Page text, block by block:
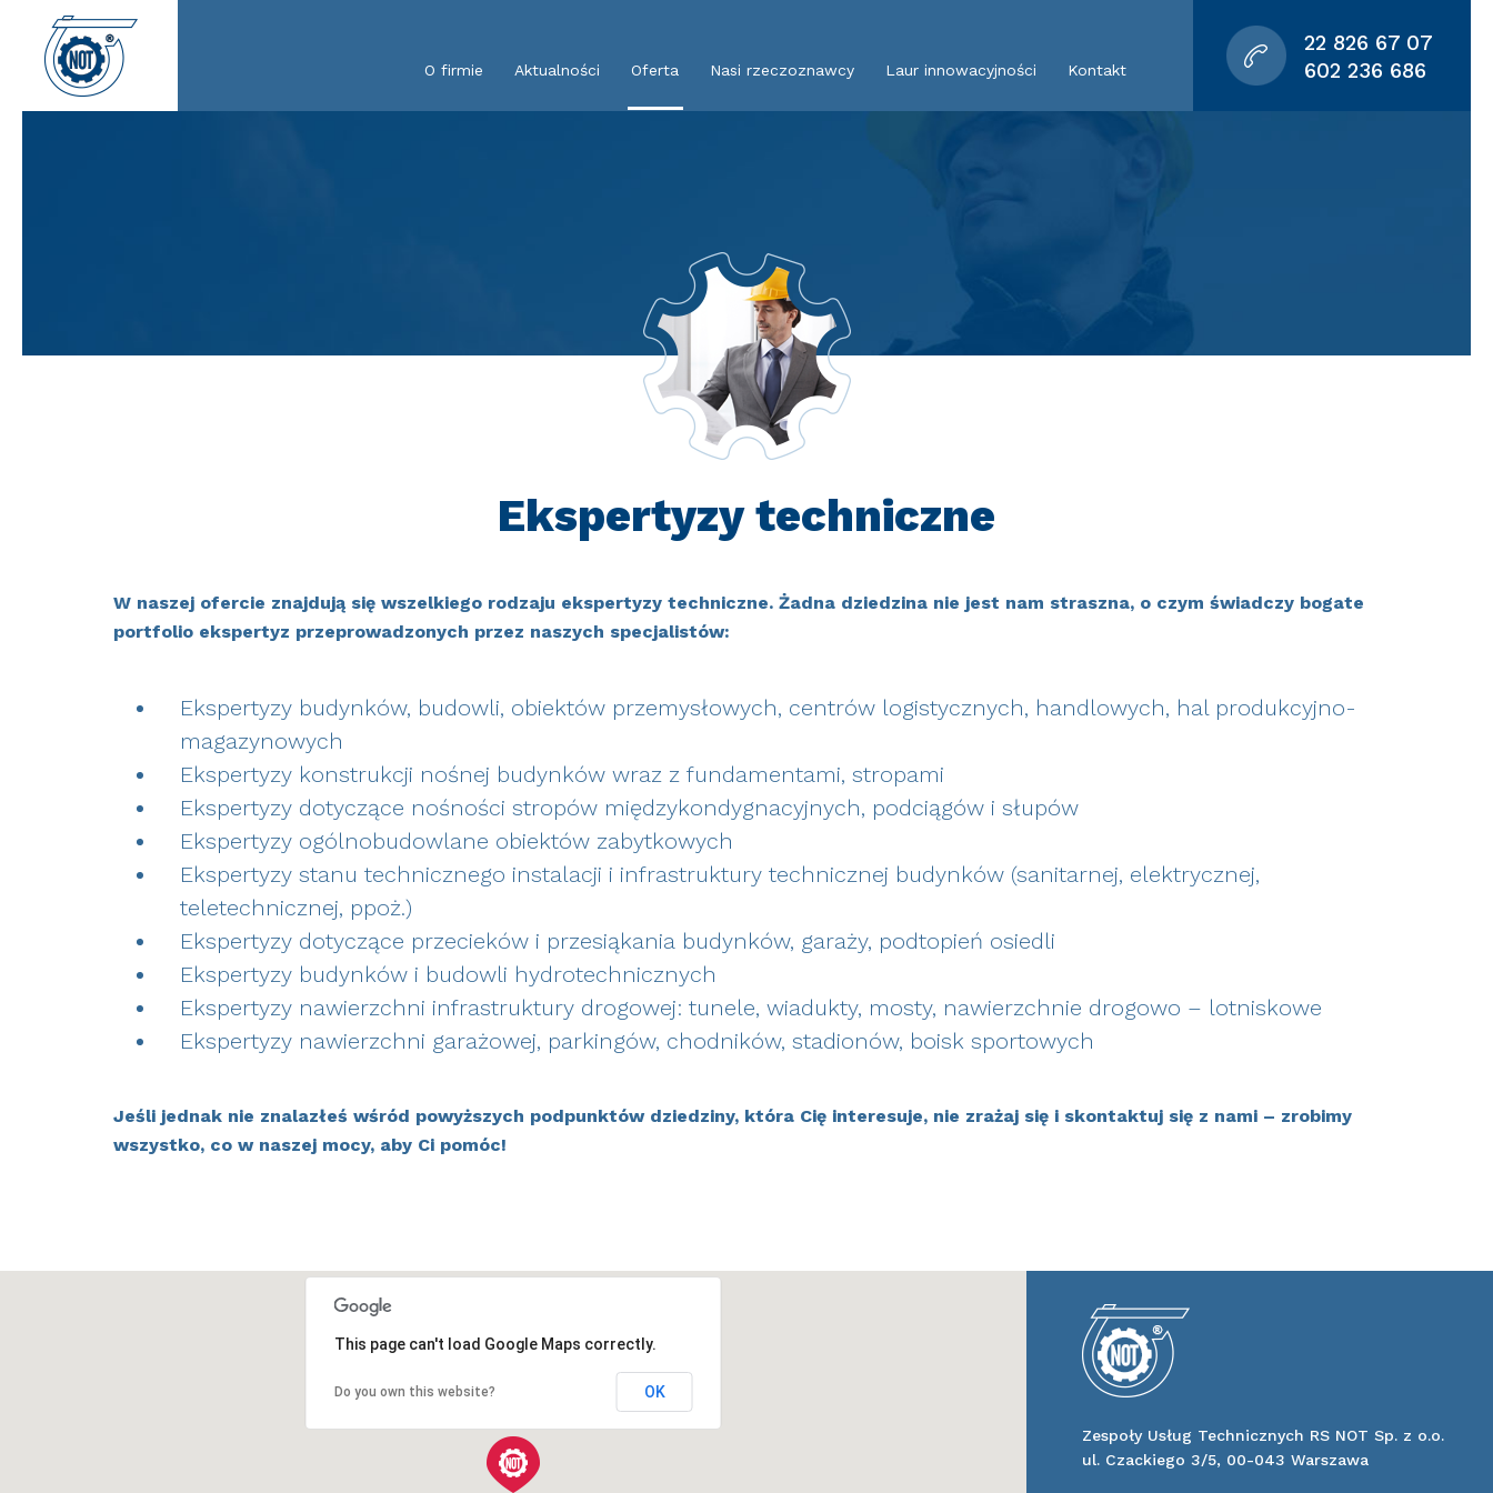
O firmie Aktualności Oferta Nasi rzeczoznawcy Laur innowacyjności Kontakt
22 826 67 07
602 236 686
Ekspertyzy techniczne
W naszej ofercie znajdują się wszelkiego rodzaju ekspertyzy techniczne. Żadna dziedzina nie jest nam straszna, o czym świadczy bogate
portfolio ekspertyz przeprowadzonych przez naszych specjalistów:
Ekspertyzy budynków, budowli, obiektów przemysłowych, centrów logistycznych, handlowych, hal produkcyjno-
magazynowych
Ekspertyzy konstrukcji nośnej budynków wraz z fundamentami, stropami
Ekspertyzy dotyczące nośności stropów międzykondygnacyjnych, podciągów i słupów
Ekspertyzy ogólnobudowlane obiektów zabytkowych
Ekspertyzy stanu technicznego instalacji i infrastruktury technicznej budynków (sanitarnej, elektrycznej,
teletechnicznej, ppoż.)
Ekspertyzy dotyczące przecieków i przesiąkania budynków, garaży, podtopień osiedli
Ekspertyzy budynków i budowli hydrotechnicznych
Ekspertyzy nawierzchni infrastruktury drogowej: tunele, wiadukty, mosty, nawierzchnie drogowo – lotniskowe
Ekspertyzy nawierzchni garażowej, parkingów, chodników, stadionów, boisk sportowych
Jeśli jednak nie znalazłeś wśród powyższych podpunktów dziedziny, która Cię interesuje, nie zrażaj się i skontaktuj się z nami – zrobimy
wszystko, co w naszej mocy, aby Ci pomóc!
This page can't load Google Maps correctly.
Do you own this website? OK
Zespoły Usług Technicznych RS NOT Sp. z o.o.
ul. Czackiego 3/5, 00-043 Warszawa